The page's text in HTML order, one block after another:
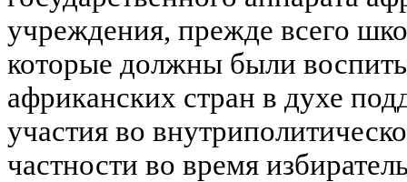
учреждения, прежде всего
которые должны были
африканских стран в духе
участия во
частности во время